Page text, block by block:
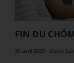
FIN DU
30 avril 2020 - Daniel